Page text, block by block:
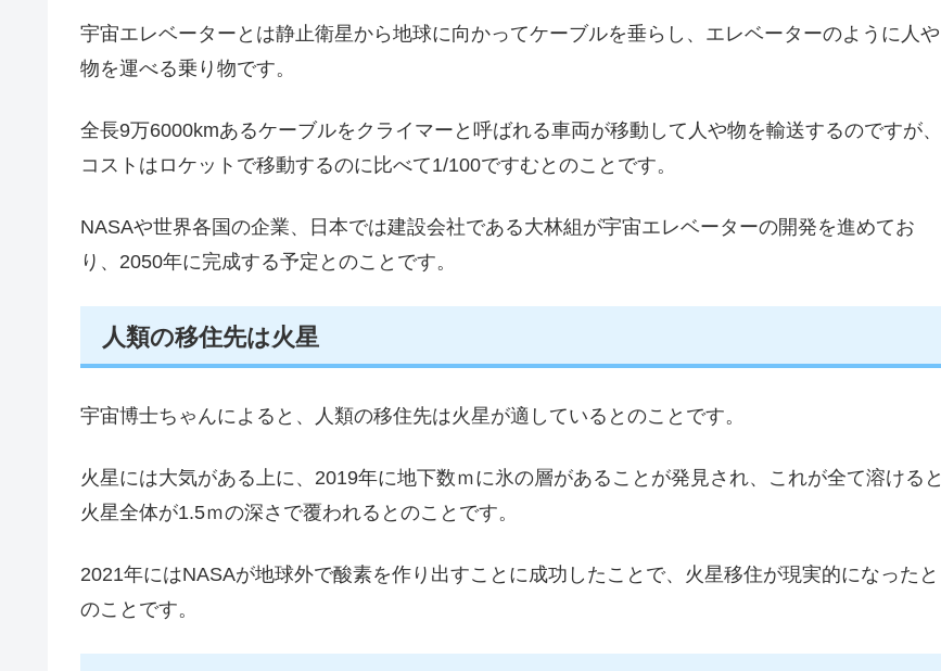
宇宙エレベーターとは静止衛星から地球に向かってケーブルを垂らし、エレベーターのように人や
物を運べる乗り物です。
全長9万6000kmあるケーブルをクライマーと呼ばれる車両が移動して人や物を輸送するのですが、
コストはロケットで移動するのに比べて1/100ですむとのことです。
NASAや世界各国の企業、日本では建設会社である大林組が宇宙エレベーターの開発を進めてお
り、2050年に完成する予定とのことです。
人類の移住先は火星
宇宙博士ちゃんによると、人類の移住先は火星が適しているとのことです。
火星には大気がある上に、2019年に地下数ｍに氷の層があることが発見され、これが全て溶けると
火星全体が1.5ｍの深さで覆われるとのことです。
2021年にはNASAが地球外で酸素を作り出すことに成功したことで、火星移住が現実的になったと
のことです。